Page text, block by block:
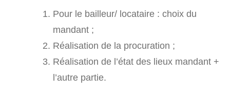
Pour le bailleur/ locataire : choix du
mandant ;
Réalisation de la procuration ;
Réalisation de l’état des lieux mandant +
l’autre partie.